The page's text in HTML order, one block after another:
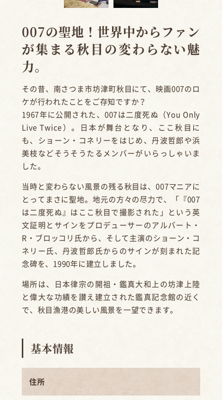
007の聖地！世界中からファン
が集まる秋目の変わらない魅
力。
その昔、南さつま市坊津町秋目にて、映画007のロ
ケが行われたことをご存知ですか？
1967年に公開された、007は二度死ぬ（You Only
Live Twice）。日本が舞台となり、ここ秋目に
も、ショーン・コネリーをはじめ、丹波哲郎や浜
美枝などそうそうたるメンバーがいらっしゃいま
した。
当時と変わらない風景の残る秋目は、007マニアに
とってまさに聖地。地元の方々の尽力で、「『007
は二度死ぬ』はここ秋目で撮影された」という英
文証明とサインをプロデューサーのアルバート・
R・ブロッコリ氏から、そして主演のショーン・コ
ネリー氏、丹波哲郎氏からのサインが刻まれた記
念碑を、1990年に建立しました。
場所は、日本律宗の開祖・鑑真大和上の坊津上陸
と偉大な功績を讃え建立された鑑真記念館の近く
で、秋目漁港の美しい風景を一望できます。
基本情報
住所